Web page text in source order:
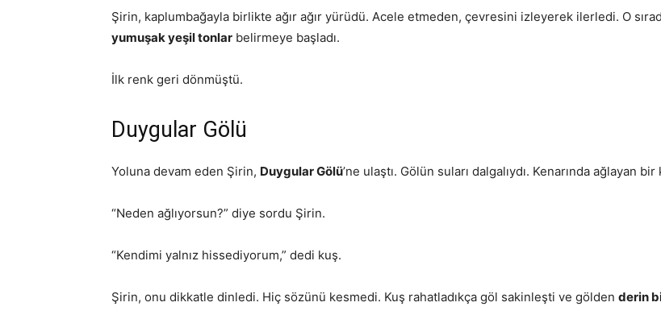
Şirin, kaplumbağayla birlikte ağır ağır yürüdü. Acele etmeden, çevresini izleyerek ilerledi. O
yumuşak yeşil tonlar belirmeye başladı.
İlk renk geri dönmüştü.
Duygular Gölü
Yoluna devam eden Şirin, Duygular Gölü’ne ulaştı. Gölün suları dalgalıydı. Kenarında ağlayan bir
“Neden ağlıyorsun?” diye sordu Şirin.
“Kendimi yalnız hissediyorum,” dedi kuş.
Şirin, onu dikkatle dinledi. Hiç sözünü kesmedi. Kuş rahatladıkça göl sakinleşti ve gölden derin